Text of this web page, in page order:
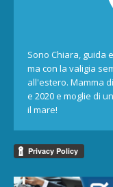
Sono Chiara, guida
ma con la valigia
all'estero. Mamma
e 2020 e moglie di
il mare!